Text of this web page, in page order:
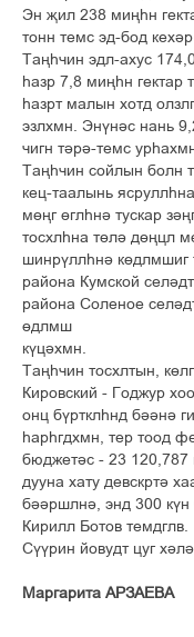
Ýí šèë 238 ìèœºí
òîíí òåìñ ýä-áîä êåõ³ð
Òàœº÷èí ýäë-àõóñ
ºàçð 7,8 ìèœºí ãåêòàð
ºàçðò ìàëûí õîòä
ýçëõìí. Ýí¢í³ñ íàíü
÷èãí ò³ð³-òåìñ
Òàœº÷èí ñîéëûí áîëí
êåö-òààëûíü
ì´œã ´ãëºí³ òóñêàð
òîñõëºíà ò´ë³ ä´œöë
øèíð¢ëëºí³ ê´äëìøèã
ðàéîíà Êóìñêîé
ðàéîíà Ñîëåíîå
´äëìø
ê¢ö³õìí.
Òàœº÷èí òîñõëòûí,
Êèðîâñêèé - Ãîäæóð
îíö á¢ðòêëºíä á³³í³
ºàðºãäõìí, òåð òîîä
áþäæåò³ñ - 23
äóóíà õàòó äåâñêðò³
á³³ðøëí³, ýíä 300 ê¢í
Êèðèëë Áîòîâ òåìäãëâ.
Ñ¢¢ðèí éîâóäò öóã
Ìàðãàðèòà ÀÐÇÀÅÂÀ